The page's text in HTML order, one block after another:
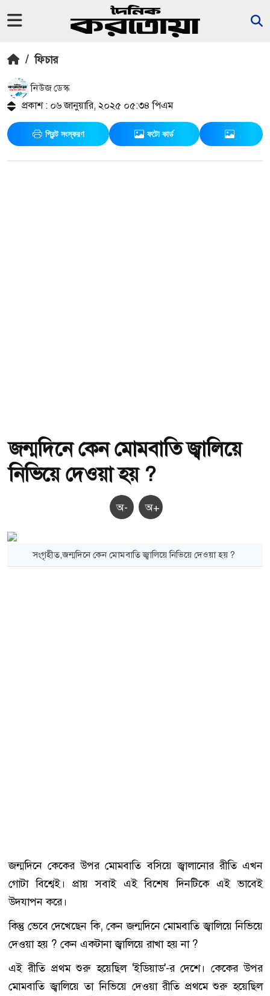
/ ফিচার
নিউজ ডেস্ক
প্রকাশ : ০৬ জানুয়ারি, ২০২৫ ০৫:৩৪ পিএম
প্রিন্ট সংস্করণ ফটো কার্ড
জন্মদিনে কেন মোমবাতি জ্বালিয়ে
নিভিয়ে দেওয়া হয় ?
অ- অ+
সংগৃহীত,জন্মদিনে কেন মোমবাতি জ্বালিয়ে নিভিয়ে দেওয়া হয় ?
জন্মদিনে কেকের উপর মোমবাতি বসিয়ে জ্বালানোর রীতি এখন
গোটা বিশ্বেই। প্রায় সবাই এই বিশেষ দিনটিকে এই ভাবেই
উদযাপন করে।
কিন্তু ভেবে দেখেছেন কি, কেন জন্মদিনে মোমবাতি জ্বালিয়ে নিভিয়ে
দেওয়া হয় ? কেন একটানা জ্বালিয়ে রাখা হয় না ?
এই রীতি প্রথম শুরু হয়েছিল 'ইডিয়াড'-র দেশে। কেকের উপর
মোমবাতি জ্বালিয়ে তা নিভিয়ে দেওয়া রীতি প্রথমে শুরু হয়েছিল